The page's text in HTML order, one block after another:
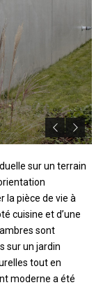
sur un terrain
la pièce de vie à
cuisine et d’une
sont
sur un jardin
tout en
moderne a été